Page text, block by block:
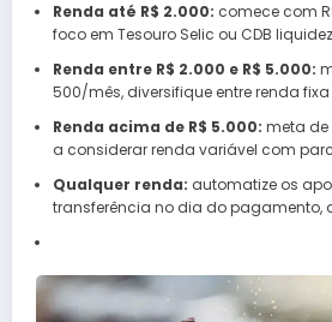
Renda até R$ 2.000: comece com
foco em Tesouro Selic ou CDB
Renda entre R$ 2.000 e R$ 5.000:
500/mês, diversifique entre renda
Renda acima de R$ 5.000: meta de
a considerar renda variável com
Qualquer renda: automatize os
transferência no dia do pagamento,